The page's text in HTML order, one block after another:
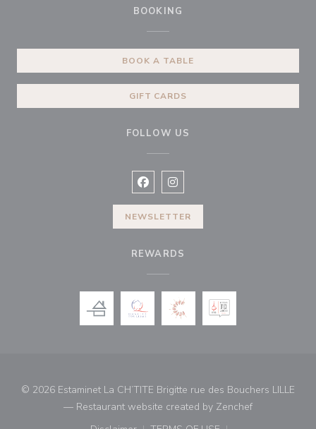
BOOKING
BOOK A TABLE
GIFT CARDS
FOLLOW US
Facebook ((opens in a new
Instagram ((opens in a new
NEWSLETTER
REWARDS
© 2026 Estaminet La CH’TITE Brigitte rue des Bouchers LILLE
— Restaurant website created by Zenchef((opens in a